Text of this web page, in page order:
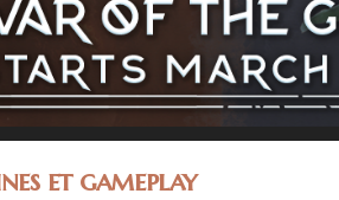
et gameplay